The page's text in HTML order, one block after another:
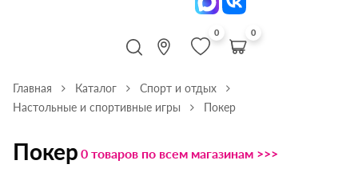
0 0
Главная Каталог
Спорт и отдых
Настольные и спортивные игры
Покер
Покер 0 товаров по всем магазинам >>>